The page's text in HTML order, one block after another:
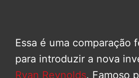
Essa é uma comparação
para introduzir a nova
Ryan Reynolds. Famoso